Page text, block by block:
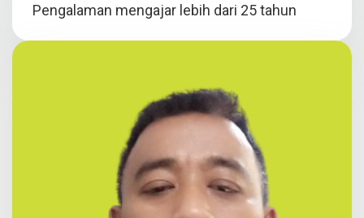
Pengalaman mengajar lebih dari 25 tahun